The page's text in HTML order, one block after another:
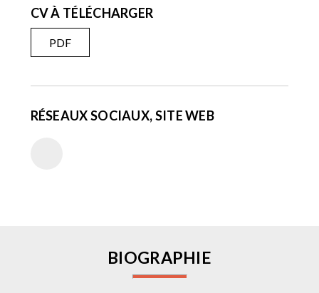
CV À TÉLÉCHARGER
PDF
RÉSEAUX SOCIAUX, SITE WEB
BIOGRAPHIE